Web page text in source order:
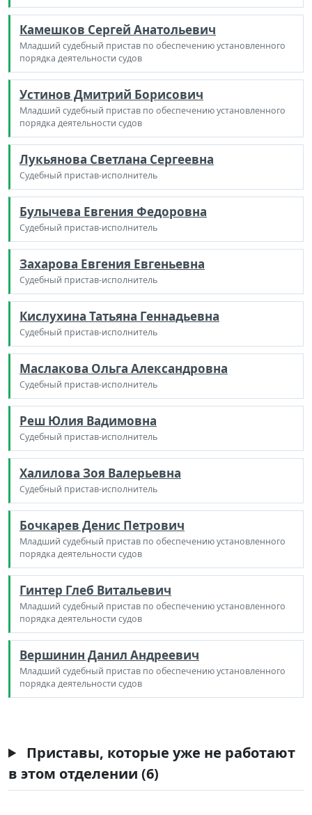
Камешков Сергей Анатольевич
Младший судебный пристав по обеспечению установленного
порядка деятельности судов
Устинов Дмитрий Борисович
Младший судебный пристав по обеспечению установленного
порядка деятельности судов
Лукьянова Светлана Сергеевна
Судебный пристав-исполнитель
Булычева Евгения Федоровна
Судебный пристав-исполнитель
Захарова Евгения Евгеньевна
Судебный пристав-исполнитель
Кислухина Татьяна Геннадьевна
Судебный пристав-исполнитель
Маслакова Ольга Александровна
Судебный пристав-исполнитель
Реш Юлия Вадимовна
Судебный пристав-исполнитель
Халилова Зоя Валерьевна
Судебный пристав-исполнитель
Бочкарев Денис Петрович
Младший судебный пристав по обеспечению установленного
порядка деятельности судов
Гинтер Глеб Витальевич
Младший судебный пристав по обеспечению установленного
порядка деятельности судов
Вершинин Данил Андреевич
Младший судебный пристав по обеспечению установленного
порядка деятельности судов
Приставы, которые уже не работают
в этом отделении (6)